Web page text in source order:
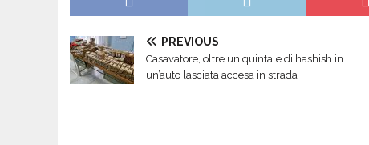
PREVIOUS
Casavatore, oltre un quintale di hashish in
un’auto lasciata accesa in strada